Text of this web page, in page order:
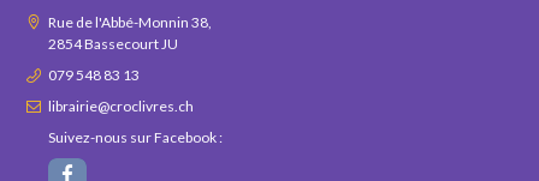
Rue de l'Abbé-Monnin 38,
2854 Bassecourt JU
079 548 83 13
librairie@croclivres.ch
Suivez-nous sur Facebook :